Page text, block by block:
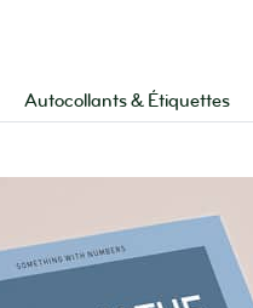
Autocollants & Étiquettes